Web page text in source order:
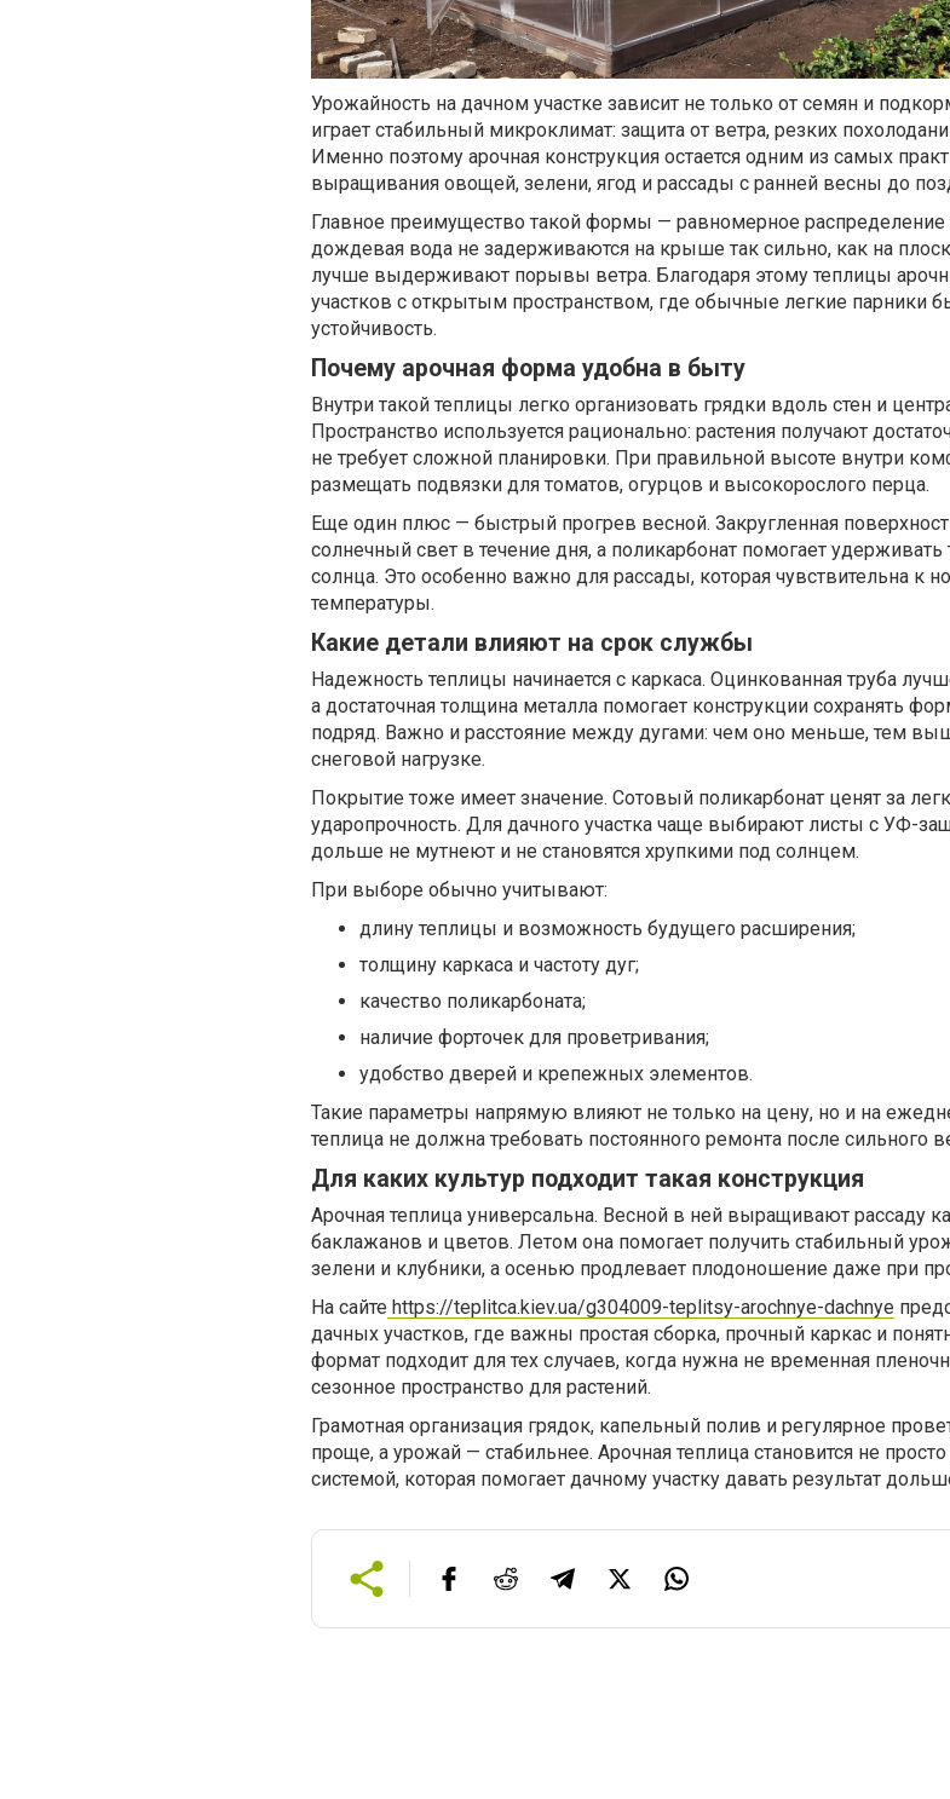
Урожайность на дачном участке зависит не только от семян и
играет стабильный микроклимат: защита от ветра, резких
Именно поэтому арочная конструкция остается одним из самых
выращивания овощей, зелени, ягод и рассады с ранней весны до
Главное преимущество такой формы — равномерное распределение
дождевая вода не задерживаются на крыше так сильно, как на
лучше выдерживают порывы ветра. Благодаря этому теплицы
участков с открытым пространством, где обычные легкие парники
устойчивость.
Почему арочная форма удобна в быту
Внутри такой теплицы легко организовать грядки вдоль стен и
Пространство используется рационально: растения получают
не требует сложной планировки. При правильной высоте внутри
размещать подвязки для томатов, огурцов и высокорослого перца.
Еще один плюс — быстрый прогрев весной. Закругленная
солнечный свет в течение дня, а поликарбонат помогает удерживать
солнца. Это особенно важно для рассады, которая чувствительна к
температуры.
Какие детали влияют на срок службы
Надежность теплицы начинается с каркаса. Оцинкованная труба
а достаточная толщина металла помогает конструкции сохранять
подряд. Важно и расстояние между дугами: чем оно меньше, тем
снеговой нагрузке.
Покрытие тоже имеет значение. Сотовый поликарбонат ценят за
ударопрочность. Для дачного участка чаще выбирают листы с УФ-
дольше не мутнеют и не становятся хрупкими под солнцем.
При выборе обычно учитывают:
длину теплицы и возможность будущего расширения;
толщину каркаса и частоту дуг;
качество поликарбоната;
наличие форточек для проветривания;
удобство дверей и крепежных элементов.
Такие параметры напрямую влияют не только на цену, но и на
теплица не должна требовать постоянного ремонта после сильного
Для каких культур подходит такая конструкция
Арочная теплица универсальна. Весной в ней выращивают рассаду
баклажанов и цветов. Летом она помогает получить стабильный
зелени и клубники, а осенью продлевает плодоношение даже при
На сайте https://teplitca.kiev.ua/g304009-teplitsy-arochnye-dachnye
дачных участков, где важны простая сборка, прочный каркас и
формат подходит для тех случаев, когда нужна не временная
сезонное пространство для растений.
Грамотная организация грядок, капельный полив и регулярное
проще, а урожай — стабильнее. Арочная теплица становится не
системой, которая помогает дачному участку давать результат